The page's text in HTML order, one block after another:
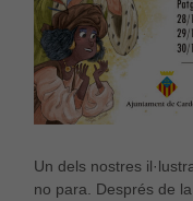
Un dels nostres
no para. Després de